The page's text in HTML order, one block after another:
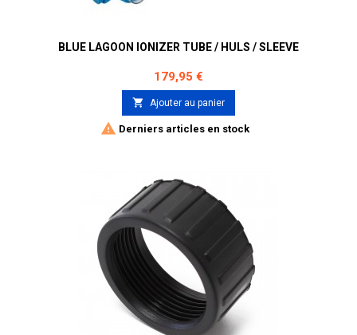
BLUE LAGOON IONIZER TUBE / HULS / SLEEVE
Prix
179,95 €
 Ajouter au panier
 Derniers articles en stock